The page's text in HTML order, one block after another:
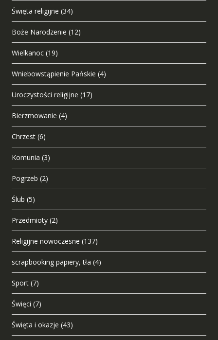
Święta religijne (34)
Boże Narodzenie (12)
Wielkanoc (19)
Wniebowstąpienie Pańskie (4)
Uroczystości religijne (17)
Bierzmowanie (4)
Chrzest (6)
Komunia (3)
Pogrzeb (2)
Ślub (5)
Przedmioty (2)
Religijne nowoczesne (137)
scrapbooking papiery, tła (4)
Sport (7)
Święci (7)
Święta i okazje (43)